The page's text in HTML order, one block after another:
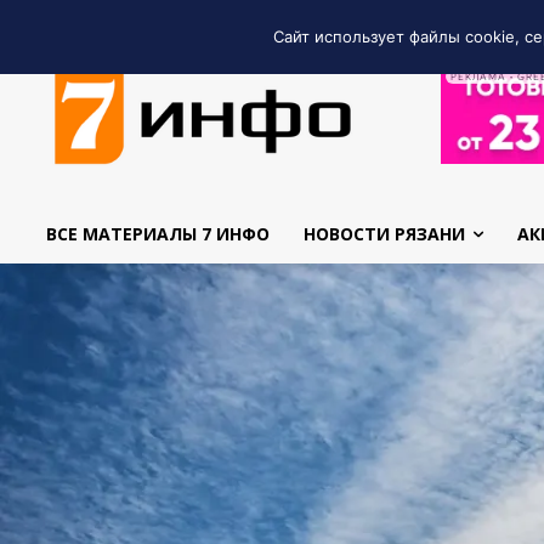
РЕКЛАМА •
ВСЕ МАТЕРИАЛЫ 7 ИНФО НОВОСТИ РЯЗАНИ
Сайт использует файлы cookie,